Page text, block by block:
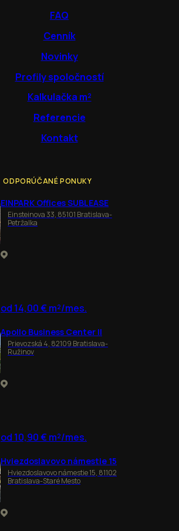
FAQ
Cenník
Novinky
Profily spoločností
Kalkulačka m²
Referencie
Kontakt
ODPORÚČANÉ PONUKY
EINPARK Offices SUBLEASE
Einsteinova 33, 85101 Bratislava-
Petržalka
od 14,00 € m²/mes.
Apollo Business Center II
Prievozská 4, 82109 Bratislava-
Ružinov
od 10,90 € m²/mes.
Hviezdoslavovo námestie 15
Hviezdoslavovo námestie 15, 81102
Bratislava-Staré Mesto